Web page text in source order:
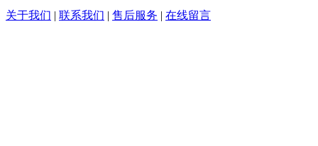
关于我们 | 联系我们 | 售后服务 | 在线留言